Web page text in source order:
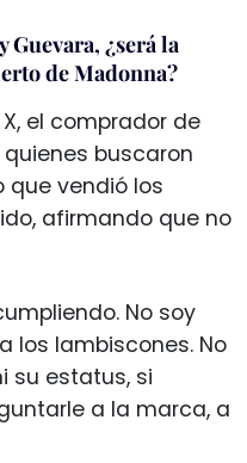
Guevara, ¿será la
de Madonna?
el comprador de
buscaron
vendió los
afirmando que no
No soy
los lambiscones. No
su estatus, si
a la marca, a